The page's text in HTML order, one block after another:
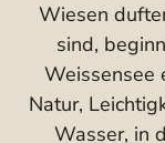
Wiesen
sind,
Weissensee
Natur,
Wasser, in